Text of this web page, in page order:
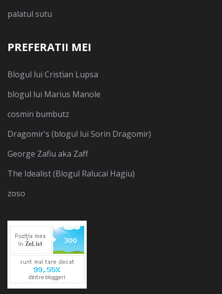
palatul sutu
PREFERATII MEI
Blogul lui Cristian Lupsa
blogul lui Marius Manole
cosmin bumbutz
Dragomir's (blogul lui Sorin Dragomir)
George Zafiu aka Zaff
The Idealist (Blogul Ralucai Hagiu)
zoso